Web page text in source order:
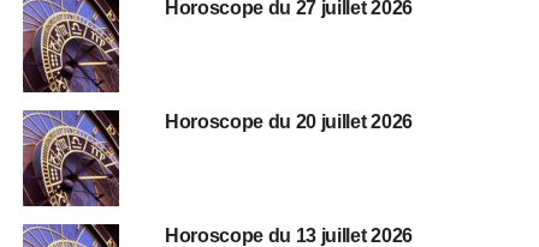
Horoscope du 27 juillet 2026
Horoscope du 20 juillet 2026
Horoscope du 13 juillet 2026